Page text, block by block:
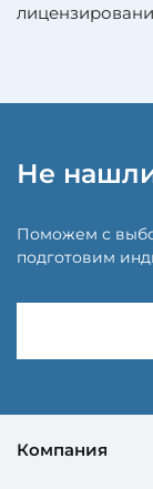
Не
Поможем с
подготовим
Компания